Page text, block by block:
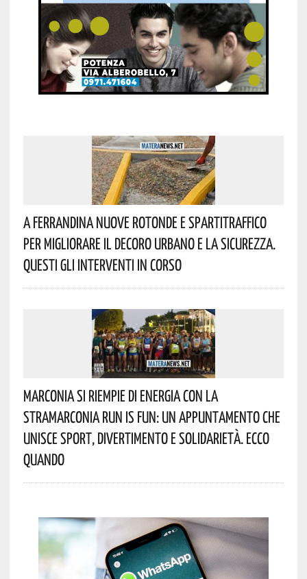
A Ferrandina Nuove Rotonde E Spartitraffico
Per Migliorare Il Decoro Urbano E La Sicurezza.
Questi Gli Interventi In Corso
Marconia Si Riempie Di Energia Con La
StraMarconia Run Is Fun: Un Appuntamento Che
Unisce Sport, Divertimento E Solidarietà. Ecco
Quando